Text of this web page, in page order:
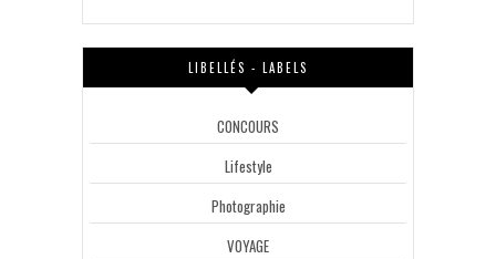
LIBELLÉS - LABELS
CONCOURS
Lifestyle
Photographie
VOYAGE